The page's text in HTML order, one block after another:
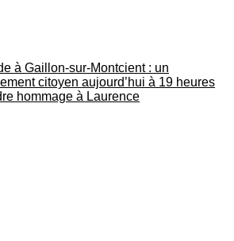
à Gaillon‑sur‑Montcient : un
citoyen aujourd’hui à 19 heures
hommage à Laurence